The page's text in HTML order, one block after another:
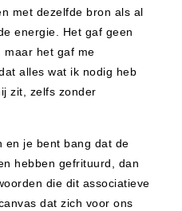
met dezelfde bron als al
energie. Het gaf geen
maar het gaf me
alles wat ik nodig heb
zit, zelfs zonder
en je bent bang dat de
hebben gefrituurd, dan
die dit associatieve
dat zich voor ons